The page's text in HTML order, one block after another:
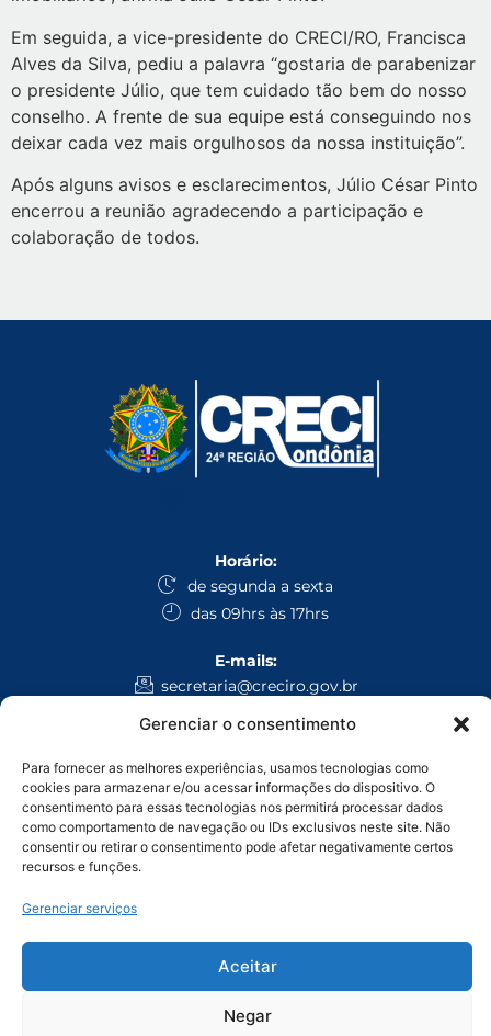
Gerenciar o consentimento
Para fornecer as melhores experiências, usamos tecnologias como
cookies para armazenar e/ou acessar informações do dispositivo. O
consentimento para essas tecnologias nos permitirá processar dados
como comportamento de navegação ou IDs exclusivos neste site. Não
consentir ou retirar o consentimento pode afetar negativamente certos
recursos e funções.
Gerenciar serviços
Aceitar
Negar
Em seguida, a vice-presidente do CRECI/RO, Francisca
Alves da Silva, pediu a palavra “gostaria de parabenizar
o presidente Júlio, que tem cuidado tão bem do nosso
conselho. A frente de sua equipe está conseguindo nos
deixar cada vez mais orgulhosos da nossa instituição”.
Após alguns avisos e esclarecimentos, Júlio César Pinto
encerrou a reunião agradecendo a participação e
colaboração de todos.
Horário:
de segunda a sexta
das 09hrs às 17hrs
E-mails:
secretaria@creciro.gov.br
fiscalizacao@creciro.gov.br
WhatsApp:
Administrativo Geral: (69) 3224-1008
Fiscalização: (69) 9 9971-4468
Vilhena: (69) 9 9950-7654
CNPJ: 05.968.813/0001-93